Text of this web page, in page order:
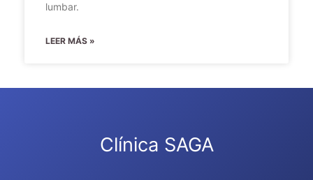
lumbar.
LEER MÁS »
Clínica SAGA